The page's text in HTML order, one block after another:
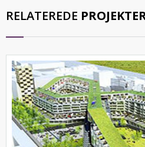
RELATEREDE